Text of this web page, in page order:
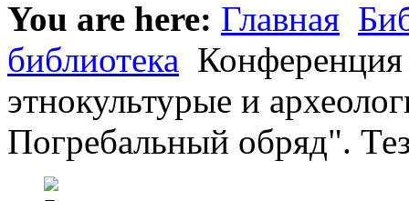
You are here: Главная
библиотека Конференция
этнокультурые и
Погребальный обряд".